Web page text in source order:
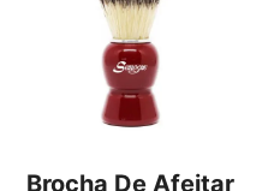
Brocha De Afeitar